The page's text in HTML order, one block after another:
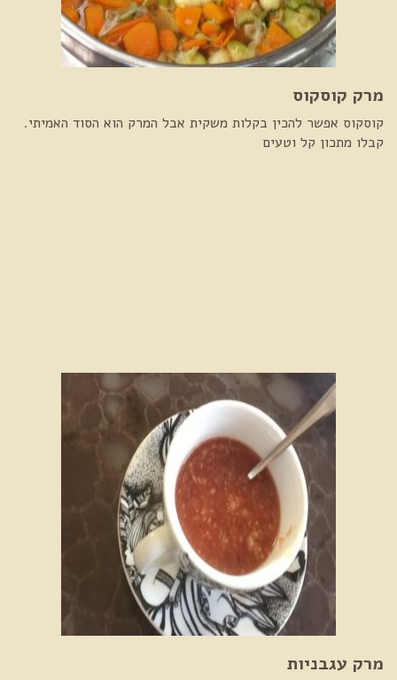
מרק קוסקוס
קוסקוס אפשר להכין בקלות משקית אבל המרק הוא הסוד האמיתי.
קבלו מתכון קל וטעים
מרק עגבניות